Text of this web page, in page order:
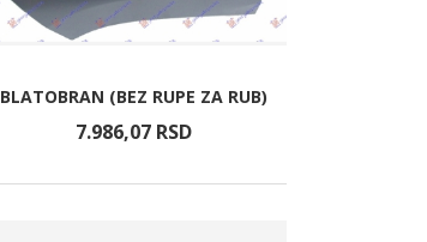
BLATOBRAN (BEZ RUPE ZA RUB)
7.986,07 RSD